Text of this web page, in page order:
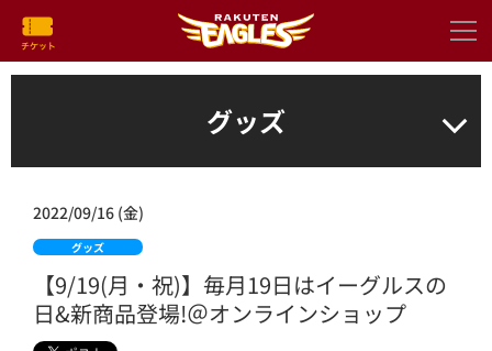
グッズ
2022/09/16 (金)
グッズ
【9/19(月・祝)】毎月19日はイーグルスの
日&新商品登場!＠オンラインショップ